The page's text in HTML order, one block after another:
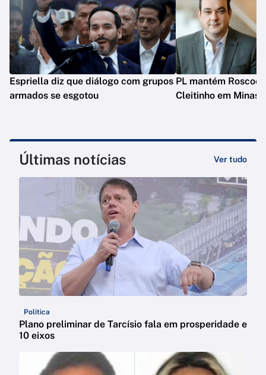
Espriella diz que diálogo com grupos
armados se esgotou
PL mantém Roscoe
Cleitinho em Minas
Últimas notícias Ver tudo
Política
Plano preliminar de Tarcísio fala em prosperidade e
10 eixos